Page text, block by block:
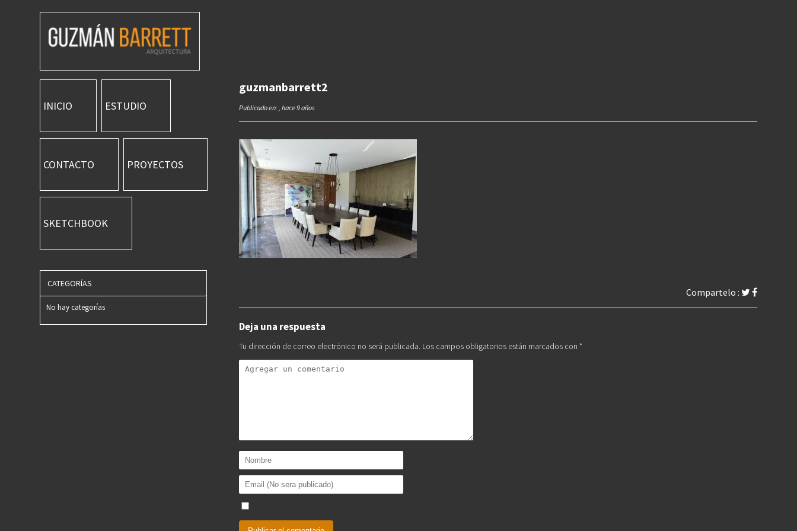
INICIO ESTUDIO
CONTACTO PROYECTOS
SKETCHBOOK
CATEGORÍAS
No hay categorías
guzmanbarrett2
Publicado en: , hace 9 años
Compartelo :
Deja una respuesta
Tu dirección de correo electrónico no será publicada. Los campos obligatorios están marcados con*